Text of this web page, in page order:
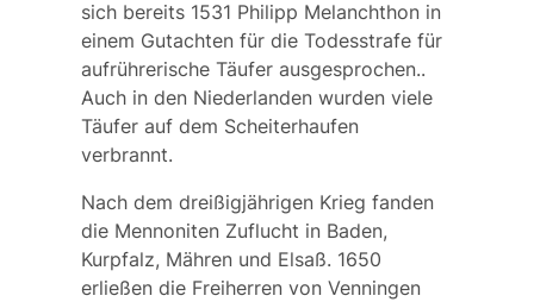
sich bereits 1531 Philipp Melanchthonin
einem Gutachten für die Todesstrafe für
aufrührerische Täufer ausgesprochen..
Auch in den Niederlanden wurden viele
Täufer auf dem Scheiterhaufen
verbrannt.
Nach dem dreißigjährigen Krieg fanden
die Mennoniten Zuflucht in Baden,
Kurpfalz, Mähren und Elsaß. 1650
erließen die Freiherren von Venningen